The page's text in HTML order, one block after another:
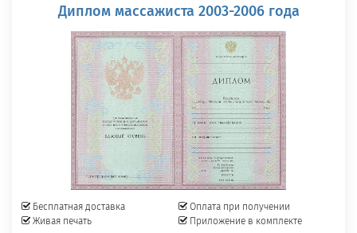
Диплом массажиста 2003-2006 года
Бесплатная доставка
Живая печать
Оплата при получении
Приложение в комплекте